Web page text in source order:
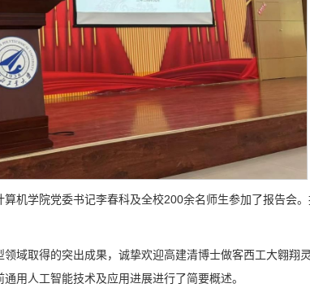
机学院党委书记李春科及全校200余名师生参加了报告会
域取得的突出成果，诚挚欢迎高建清博士做客西工大翱翔
用人工智能技术及应用进展进行了简要概述。